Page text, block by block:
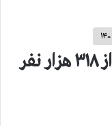
آمار جانگداز قربانيان كرونا از ۳۱۸ هزار نفر